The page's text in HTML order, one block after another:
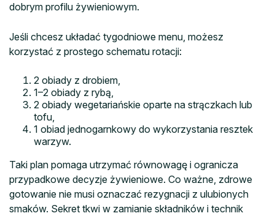
dobrym profilu żywieniowym.
Jeśli chcesz układać tygodniowe menu, możesz
korzystać z prostego schematu rotacji:
2 obiady z drobiem,
1–2 obiady z rybą,
2 obiady wegetariańskie oparte na strączkach lub
tofu,
1 obiad jednogarnkowy do wykorzystania resztek
warzyw.
Taki plan pomaga utrzymać równowagę i ogranicza
przypadkowe decyzje żywieniowe. Co ważne, zdrowe
gotowanie nie musi oznaczać rezygnacji z ulubionych
smaków. Sekret tkwi w zamianie składników i technik